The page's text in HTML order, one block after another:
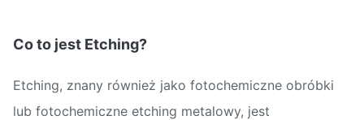
Co to jest Etching?
Etching, znany również jako fotochemiczne obróbki
lub fotochemiczne etching metalowy, jest